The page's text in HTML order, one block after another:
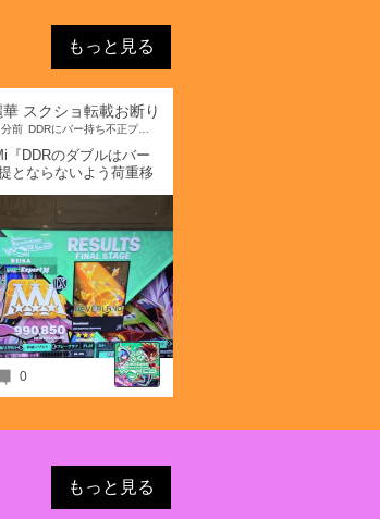
もっと見る
華 スクショ転載お断り
前 DDRにバー持ち不正プレーは不要
『DDRのダブルはバー
とならないよう荷重移
般常識のある方はちゃん
の正規プレーをしまし
twitter.com/U1_ASAMi/status/1482659212236767232?
0
もっと見る